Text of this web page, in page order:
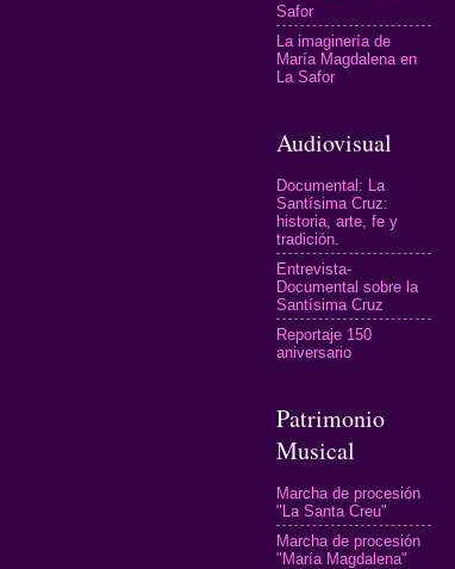
Safor
La imaginería de
María Magdalena en
La Safor
Audiovisual
Documental: La
Santísima Cruz:
historia, arte, fe y
tradición.
Entrevista-
Documental sobre la
Santísima Cruz
Reportaje 150
aniversario
Patrimonio
Musical
Marcha de procesión
"La Santa Creu"
Marcha de procesión
"María Magdalena"